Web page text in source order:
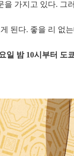
을 가지고 있다. 그
된다. 좋을 리 없
일 밤 10시부터 도